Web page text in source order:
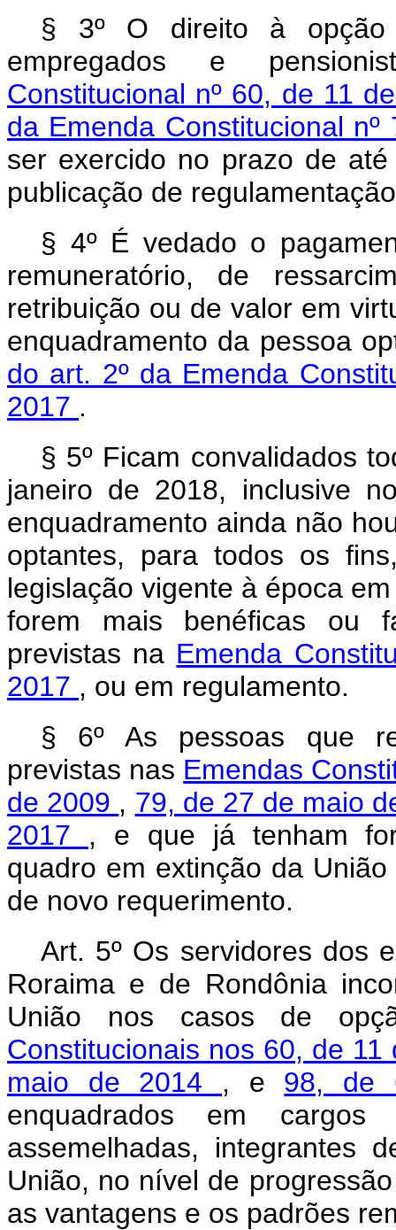
§ 3º O direito à opção
empregados e
Constitucional nº 60, de 11
da Emenda Constitucional
ser exercido no prazo de
publicação de
§ 4º É vedado o
remuneratório, de
retribuição ou de valor em
enquadramento da pessoa
do art. 2º da Emenda
2017 .
§ 5º Ficam convalidados
janeiro de 2018, inclusive
enquadramento ainda não
optantes, para todos os
legislação vigente à época
forem mais benéficas ou
previstas na Emenda
2017 , ou em regulamento.
§ 6º As pessoas que
previstas nas Emendas
de 2009 , 79, de 27 de maio
2017 , e que já tenham
quadro em extinção da
de novo requerimento.
Art. 5º Os servidores dos
Roraima e de Rondônia
União nos casos de
Constitucionais nos 60, de
maio de 2014 , e 98, de
enquadrados em
assemelhadas, integrantes
União, no nível de
as vantagens e os padrões